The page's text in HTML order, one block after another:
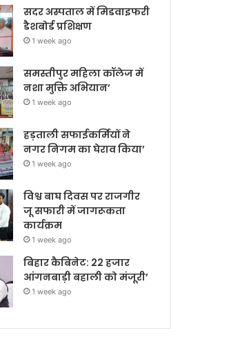
सदर अस्पताल में मिडवाइफरी
डैशबोर्ड प्रशिक्षण
1 week ago
समस्तीपुर महिला कॉलेज में
नशा मुक्ति अभियान’
1 week ago
हड़ताली सफाईकर्मियों ने
नगर निगम का घेराव किया’
1 week ago
विश्व बाघ दिवस पर राजगीर
जू सफारी में जागरूकता
कार्यक्रम
1 week ago
बिहार कैबिनेट: 22 हजार
आंगनबाड़ी बहाली को मंजूरी’
1 week ago